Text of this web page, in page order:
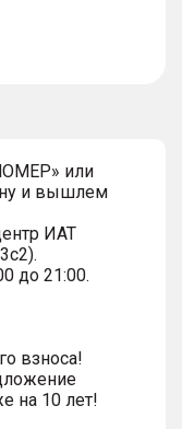
или
и вышлем
ИАТ
до 21:00.
взноса!
на 10 лет!